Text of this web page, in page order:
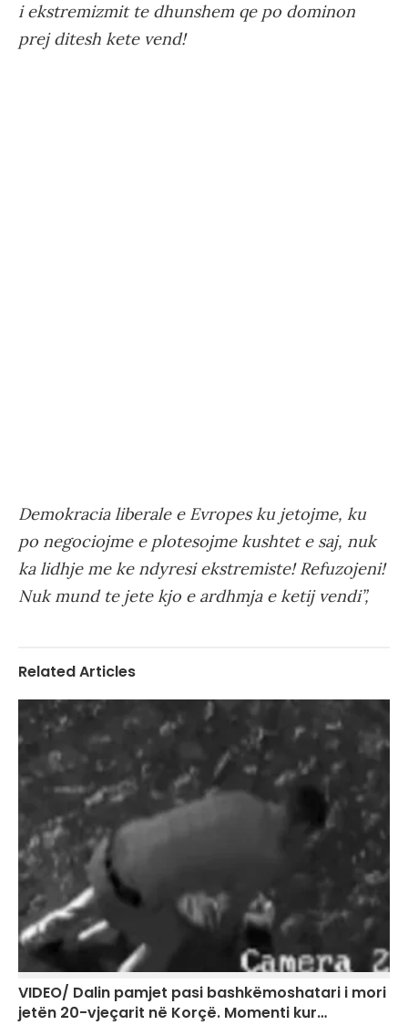
i ekstremizmit te dhunshem qe po dominon
prej ditesh kete vend!
Demokracia liberale e Evropes ku jetojme, ku
po negociojme e plotesojme kushtet e saj, nuk
ka lidhje me ke ndyresi ekstremiste! Refuzojeni!
Nuk mund te jete kjo e ardhmja e ketij vendi”,
Related Articles
VIDEO/ Dalin pamjet pasi bashkëmoshatari i mori
jetën 20-vjeçarit në Korçë. Momenti kur…